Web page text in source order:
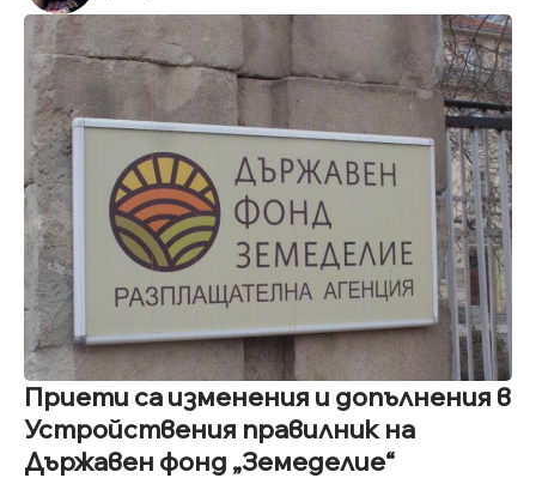
Приети са изменения и допълнения в
Устройствения правилник на
Държавен фонд „Земеделие“